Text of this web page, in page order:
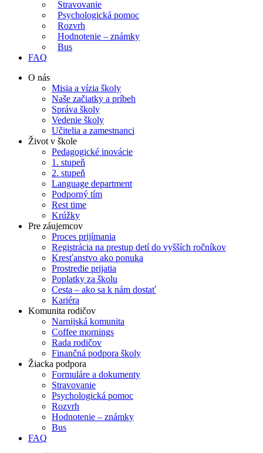
Stravovanie
Psychologická pomoc
Rozvrh
Hodnotenie – známky
Bus
FAQ
O nás
Misia a vízia školy
Naše začiatky a príbeh
Správa školy
Vedenie školy
Učitelia a zamestnanci
Život v škole
Pedagogické inovácie
1. stupeň
2. stupeň
Language department
Podporný tím
Rest time
Krúžky
Pre záujemcov
Proces prijímania
Registrácia na prestup detí do vyšších ročníkov
Kresťanstvo ako ponuka
Prostredie prijatia
Poplatky za školu
Cesta – ako sa k nám dostať
Kariéra
Komunita rodičov
Narnijská komunita
Coffee mornings
Rada rodičov
Finančná podpora školy
Žiacka podpora
Formuláre a dokumenty
Stravovanie
Psychologická pomoc
Rozvrh
Hodnotenie – známky
Bus
FAQ